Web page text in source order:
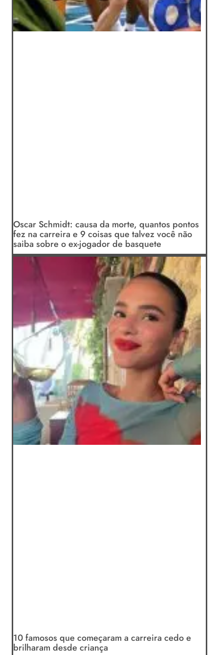
Oscar Schmidt: causa da morte, quantos pontos
fez na carreira e 9 coisas que talvez você não
saiba sobre o ex-jogador de basquete
10 famosos que começaram a carreira cedo e
brilharam desde criança